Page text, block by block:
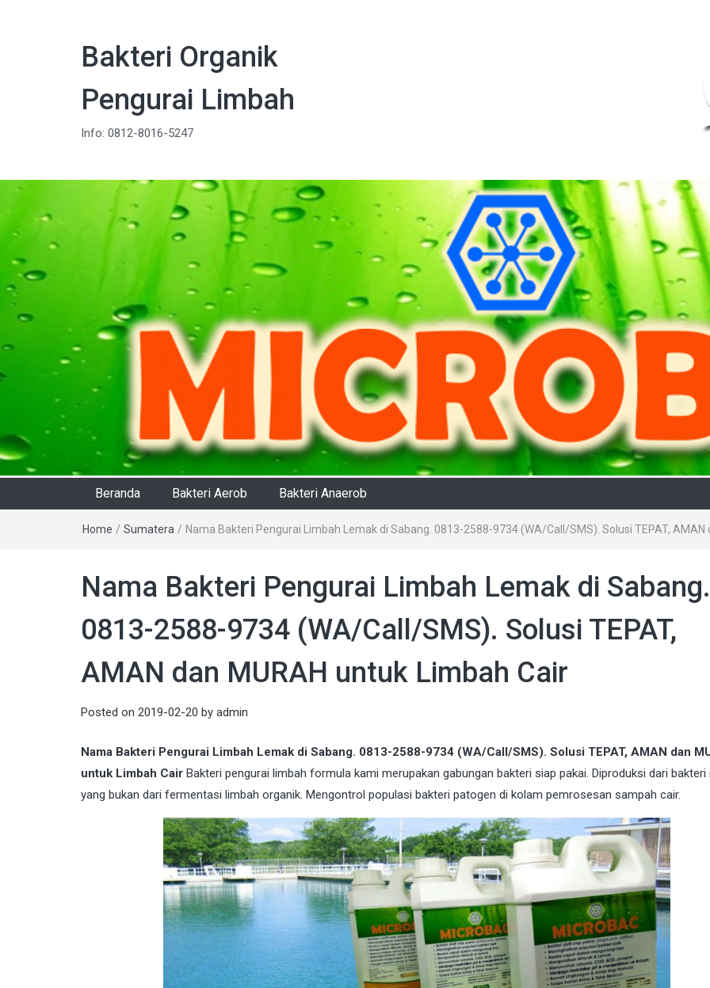
Bakteri Organik
Pengurai Limbah
Info: 0812-8016-5247
Beranda Bakteri Aerob Bakteri Anaerob
Home / Sumatera / Nama Bakteri Pengurai Limbah Lemak di Sabang. 0813-2588-9734 (WA/Call/SMS). Solusi TEPAT, AMAN
Nama Bakteri Pengurai Limbah Lemak di Sabang.
0813-2588-9734 (WA/Call/SMS). Solusi TEPAT,
AMAN dan MURAH untuk Limbah Cair
Posted on 2019-02-20 by admin
Nama Bakteri Pengurai Limbah Lemak di Sabang. 0813-2588-9734 (WA/Call/SMS). Solusi TEPAT, AMAN dan
untuk Limbah Cair Bakteri pengurai limbah formula kami merupakan gabungan bakteri siap pakai. Diproduksi dari bakteri
yang bukan dari fermentasi limbah organik. Mengontrol populasi bakteri patogen di kolam pemrosesan sampah cair.